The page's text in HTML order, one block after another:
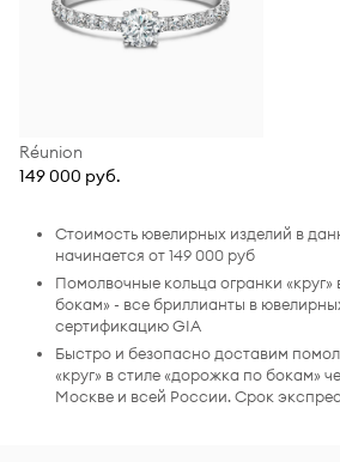
Réunion
149 000 руб.
Стоимость ювелирных изделий в
начинается от 149 000 руб
Помолвочные кольца огранки
бокам» - все бриллианты в
сертификацию GIA
Быстро и безопасно доставим
«круг» в стиле «дорожка по бокам»
Москве и всей России. Срок